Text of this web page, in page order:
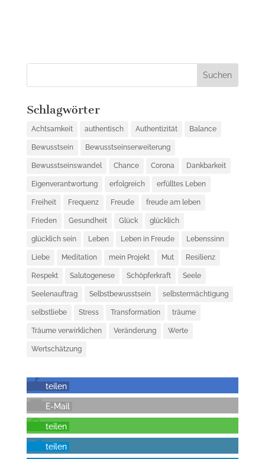
Schlagwörter
Achtsamkeit authentisch Authentizität Balance
Bewusstsein Bewusstseinserweiterung
Bewusstseinswandel Chance Corona Dankbarkeit
Eigenverantwortung erfolgreich erfülltes Leben
Freiheit Frequenz Freude freude am leben
Frieden Gesundheit Glück glücklich
glücklich sein Leben Leben in Freude Lebenssinn
Liebe Meditation mein Projekt Mut Resilienz
Respekt Salutogenese Schöpferkraft Seele
Seelenauftrag Selbstbewusstsein selbstermächtigung
selbstliebe Stress Transformation träume
Träume verwirklichen Veränderung Werte
Wertschätzung
teilen
E-Mail
teilen
teilen